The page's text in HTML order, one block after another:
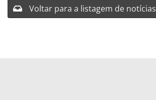
Voltar para a listagem de notícias